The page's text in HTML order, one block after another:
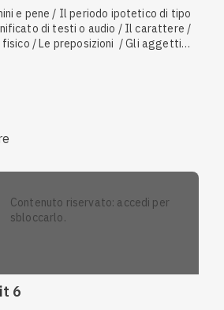
e pene / Il periodo ipotetico di tipo
di testi o audio / Il carattere /
/ Le preposizioni / Gli aggettivi
contenuto riservato: accedi per
sbloccarlo.
6